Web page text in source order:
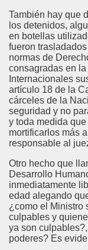
También hay que
los detenidos,
en botellas
fueron
normas de
consagradas en
Internacionales
artículo 18 de la
cárceles de la
seguridad y no
y toda medida
mortificarlos más
responsable al
Otro hecho que
Desarrollo
inmediatamente
edad alegando
¿como el Ministro
culpables y
ya son
poderes? Es